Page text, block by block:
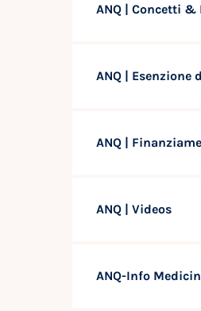
ANQ | Concetti &
ANQ |
ANQ |
ANQ | Videos
ANQ-Info